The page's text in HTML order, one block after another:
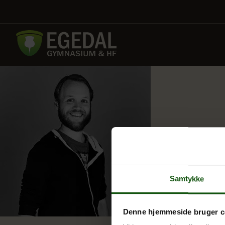
Samtykke
Denne hjemmeside bruger